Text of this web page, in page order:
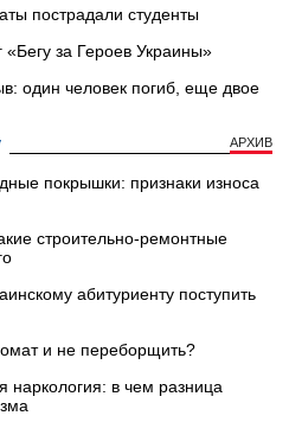
пострадали студенты
«Бегу за Героев Украины»
один человек погиб, еще двое
АРХИВ
покрышки: признаки износа
строительно-ремонтные
абитуриенту поступить
и не переборщить?
наркология: в чем разница